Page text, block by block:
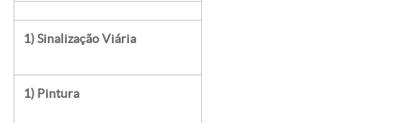
1) Sinalização Viária
1) Pintura